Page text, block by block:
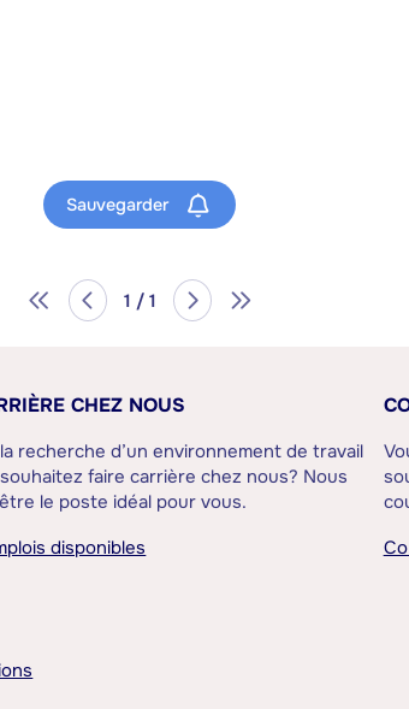
Sauvegarder
1 / 1
CHEZ NOUS
recherche d’un environnement de travail
faire carrière chez nous? Nous
le poste idéal pour vous.
disponibles